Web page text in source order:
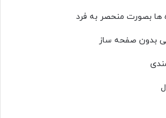
ها بصورت منحصر به فرد
بدون صفحه ساز